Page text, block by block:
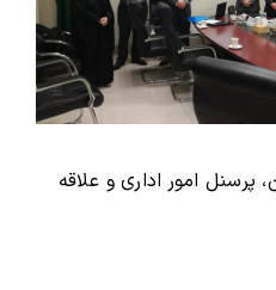
پرسنل امور اداری و علاقه